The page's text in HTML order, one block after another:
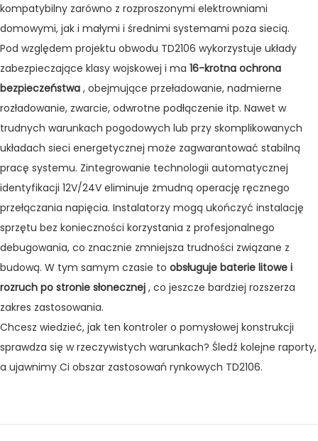
kompatybilny zarówno z rozproszonymi elektrowniami
domowymi, jak i małymi i średnimi systemami poza siecią.
Pod względem projektu obwodu TD2106 wykorzystuje układy
zabezpieczające klasy wojskowej i ma 16-krotna ochrona
bezpieczeństwa , obejmujące przeładowanie, nadmierne
rozładowanie, zwarcie, odwrotne podłączenie itp. Nawet w
trudnych warunkach pogodowych lub przy skomplikowanych
układach sieci energetycznej może zagwarantować stabilną
pracę systemu. Zintegrowanie technologii automatycznej
identyfikacji 12V/24V eliminuje żmudną operację ręcznego
przełączania napięcia. Instalatorzy mogą ukończyć instalację
sprzętu bez konieczności korzystania z profesjonalnego
debugowania, co znacznie zmniejsza trudności związane z
budową. W tym samym czasie to obsługuje baterie litowe i
rozruch po stronie słonecznej , co jeszcze bardziej rozszerza
zakres zastosowania.
Chcesz wiedzieć, jak ten kontroler o pomysłowej konstrukcji
sprawdza się w rzeczywistych warunkach? Śledź kolejne raporty,
a ujawnimy Ci obszar zastosowań rynkowych TD2106.